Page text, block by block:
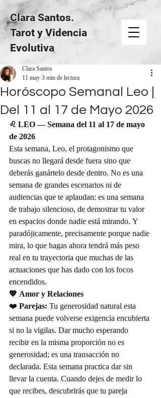
Clara Santos.
Tarot y Videncia
Evolutiva
Horóscopo Semanal Leo |
Del 11 al 17 de Mayo 2026
Clara Santos
11 may3 min de lectura
♌ LEO — Semana del 11 al 17 de mayo
de 2026
Esta semana, Leo, el protagonismo que
buscas no llegará desde fuera sino que
deberás ganártelo desde dentro. No es una
semana de grandes escenarios ni de
audiencias que te aplaudan: es una semana
de trabajo silencioso, de demostrar tu valor
en espacios donde nadie está mirando. Y
paradójicamente, precisamente porque nadie
mira, lo que hagas ahora tendrá más peso
real en tu trayectoria que muchas de las
actuaciones que has dado con los focos
encendidos.
💖 Amor y Relaciones
❤️ Parejas: Tu generosidad natural esta
semana puede volverse exigencia encubierta
si no la vigilas. Dar mucho esperando
recibir en la misma proporción no es
generosidad; es una transacción no
declarada. Esta semana practica dar sin
llevar la cuenta. Cuando dejes de medir lo
que recibes, descubrirás que tu pareja